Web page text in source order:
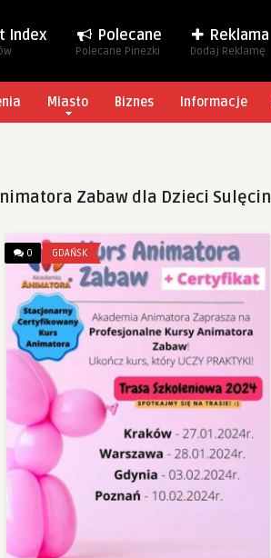
Index Polecane
Polecane Pinezki
Reklama
Dodaj Reklamę
Miasto Biznes Informacje
Zabaw dla Dzieci Sulęcin
0 GDAŃSK